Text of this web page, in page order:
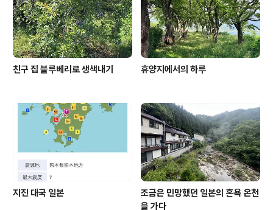
친구 집 블루베리로 생색내기 휴양지에서의 하루
지진 대국 일본
조금은 민망했던 일본의 혼욕 온천
을 가다